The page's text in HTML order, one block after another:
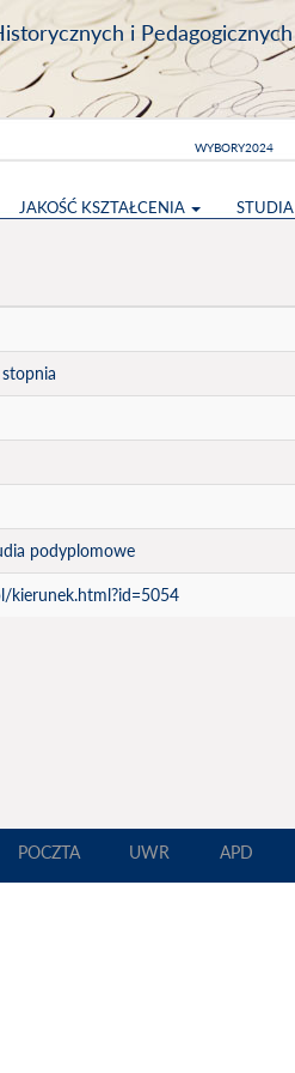
i Pedagogicznych
JAKOŚĆ KSZTAŁCENIA STUDIA
WYBORY2024
podyplomowe
kierunek.html?id=5054
POCZTA UWR APD